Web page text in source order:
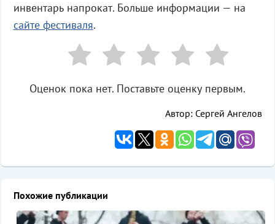
инвентарь напрокат. Больше информации — на
сайте фестиваля.
Оценок пока нет. Поставьте оценку первым.
Автор: Сергей Ангелов
Похожие публикации